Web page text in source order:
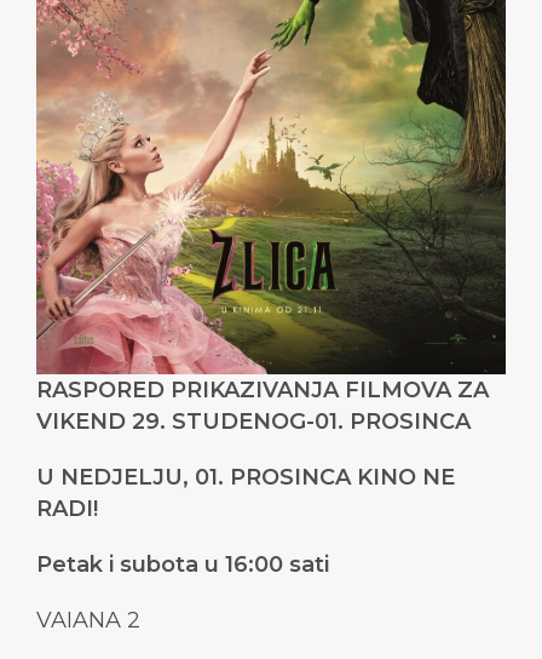
RASPORED PRIKAZIVANJA FILMOVA ZA
VIKEND 29. STUDENOG-01. PROSINCA
U NEDJELJU, 01. PROSINCA KINO NE
RADI!
Petak i subota u 16:00 sati
VAIANA 2